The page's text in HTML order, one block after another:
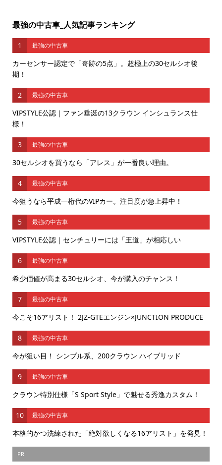
最強の中古車_人気記事ランキング
1 最強の中古車
カーセンサー認定で「奇跡の5点」。超極上の30セルシオ後
期！
2 最強の中古車
VIPSTYLE公認｜ファン垂涎の13クラウン インシュランス仕
様！
3 最強の中古車
30セルシオを買うなら「アレス」が一番良い理由。
4 最強の中古車
今狙うなら平成一桁代のVIPカー。注目度が急上昇中！
5 最強の中古車
VIPSTYLE公認｜センチュリーには「王道」が相応しい
6 最強の中古車
希少価値が高まる30セルシオ、今が購入のチャンス！
7 最強の中古車
今こそ16アリスト！ 2JZ-GTEエンジン×JUNCTION PRODUCE
8 最強の中古車
今が狙い目！ シンプル系、200クラウン ハイブリッド
9 最強の中古車
クラウン特別仕様「S Sport Style」で魅せる秀逸カスタム！
10 最強の中古車
本格的かつ洗練された「絶対欲しくなる16アリスト」を発見！
PR